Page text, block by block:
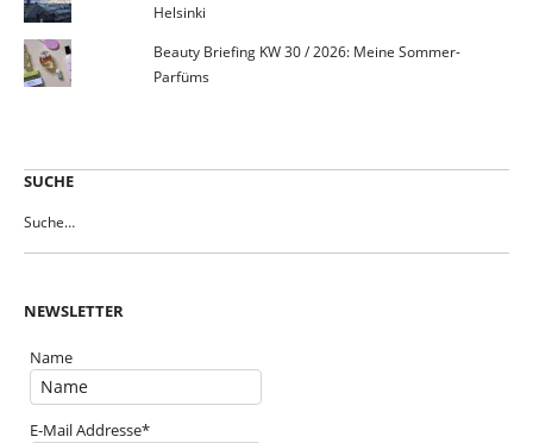
Helsinki
Beauty Briefing KW 30 / 2026: Meine Sommer-
Parfüms
SUCHE
NEWSLETTER
Name
E-Mail Addresse*